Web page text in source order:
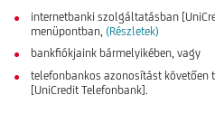
internetbanki szolgáltatásban
menüpontban, (Részletek)
bankfiókjaink bármelyikében, vagy
telefonbankos azonosítást
[UniCredit Telefonbank].